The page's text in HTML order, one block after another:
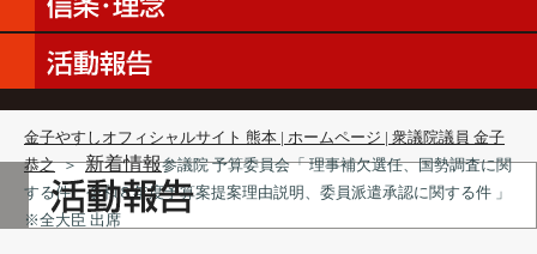
金子やすしオフィシャルサイト 熊本 | ホームページ | 衆議院議員 金子
恭之 ＞ 新着情報参議院 予算委員会「 理事補欠選任、国勢調査に関
する件、令和８年度予算案提案理由説明、委員派遣承認に関する件 」
※全大臣 出席